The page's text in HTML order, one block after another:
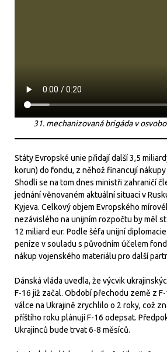
31. mechanizovaná brigáda v
Státy Evropské unie přidají další 3,5
korun) do fondu, z něhož financují
Shodli se na tom dnes ministři zahraničí
jednání věnovaném aktuální situaci v
Kyjeva. Celkový objem Evropského
nezávislého na unijním rozpočtu by měl
12 miliard eur. Podle šéfa unijní
peníze v souladu s původním účelem
nákup vojenského materiálu pro další
Dánská vláda uvedla, že výcvik
F-16 již začal. Období přechodu země z
válce na Ukrajině zrychlilo o 2 roky, což
příštího roku plánují F-16 odepsat.
Ukrajinců bude trvat 6-8 měsíců.